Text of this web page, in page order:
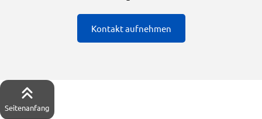
Hier gelangst du direkt zu unserem Honorar-Rechner:
Kontakt aufnehmen
Seitenanfang